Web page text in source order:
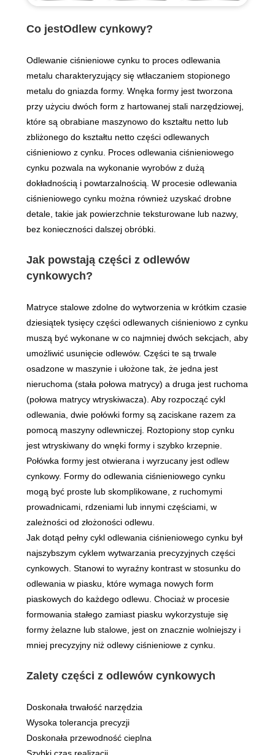
Co jestOdlew cynkowy?
Odlewanie ciśnieniowe cynku to proces odlewania
metalu charakteryzujący się wtłaczaniem stopionego
metalu do gniazda formy. Wnęka formy jest tworzona
przy użyciu dwóch form z hartowanej stali narzędziowej,
które są obrabiane maszynowo do kształtu netto lub
zbliżonego do kształtu netto części odlewanych
ciśnieniowo z cynku. Proces odlewania ciśnieniowego
cynku pozwala na wykonanie wyrobów z dużą
dokładnością i powtarzalnością. W procesie odlewania
ciśnieniowego cynku można również uzyskać drobne
detale, takie jak powierzchnie teksturowane lub nazwy,
bez konieczności dalszej obróbki.
Jak powstają części z odlewów
cynkowych?
Matryce stalowe zdolne do wytworzenia w krótkim czasie
dziesiątek tysięcy części odlewanych ciśnieniowo z cynku
muszą być wykonane w co najmniej dwóch sekcjach, aby
umożliwić usunięcie odlewów. Części te są trwale
osadzone w maszynie i ułożone tak, że jedna jest
nieruchoma (stała połowa matrycy) a druga jest ruchoma
(połowa matrycy wtryskiwacza). Aby rozpocząć cykl
odlewania, dwie połówki formy są zaciskane razem za
pomocą maszyny odlewniczej. Roztopiony stop cynku
jest wtryskiwany do wnęki formy i szybko krzepnie.
Połówka formy jest otwierana i wyrzucany jest odlew
cynkowy. Formy do odlewania ciśnieniowego cynku
mogą być proste lub skomplikowane, z ruchomymi
prowadnicami, rdzeniami lub innymi częściami, w
zależności od złożoności odlewu.
Jak dotąd pełny cykl odlewania ciśnieniowego cynku był
najszybszym cyklem wytwarzania precyzyjnych części
cynkowych. Stanowi to wyraźny kontrast w stosunku do
odlewania w piasku, które wymaga nowych form
piaskowych do każdego odlewu. Chociaż w procesie
formowania stałego zamiast piasku wykorzystuje się
formy żelazne lub stalowe, jest on znacznie wolniejszy i
mniej precyzyjny niż odlewy ciśnieniowe z cynku.
Zalety części z odlewów cynkowych
Doskonała trwałość narzędzia
Wysoka tolerancja precyzji
Doskonała przewodność cieplna